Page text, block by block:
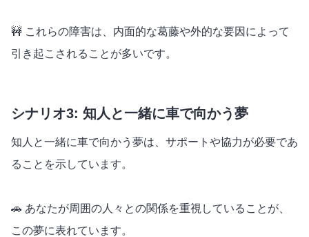
🚧 これらの障害は、内面的な葛藤や外的な要因によって
引き起こされることが多いです。
シナリオ3: 知人と一緒に車で向かう夢
知人と一緒に車で向かう夢は、サポートや協力が必要であ
ることを示しています。
🚗 あなたが周囲の人々との関係を重視していることが、
この夢に表れています。